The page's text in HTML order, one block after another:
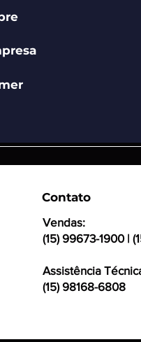
Contato
Vendas:
(15) 99673-1900 |
Assistência
(15) 98168-6808